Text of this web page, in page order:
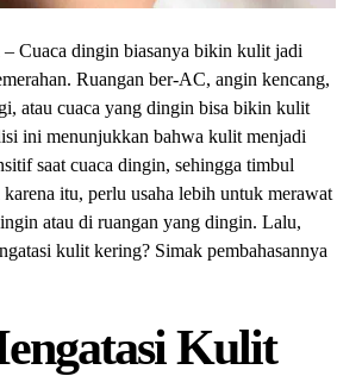
– Cuaca dingin biasanya bikin kulit jadi
Ruangan ber-AC, angin kencang,
atau cuaca yang dingin bisa bikin kulit
ini menunjukkan bahwa kulit menjadi
saat cuaca dingin, sehingga timbul
itu, perlu usaha lebih untuk merawat
atau di ruangan yang dingin. Lalu,
kulit kering? Simak pembahasannya
Kulit